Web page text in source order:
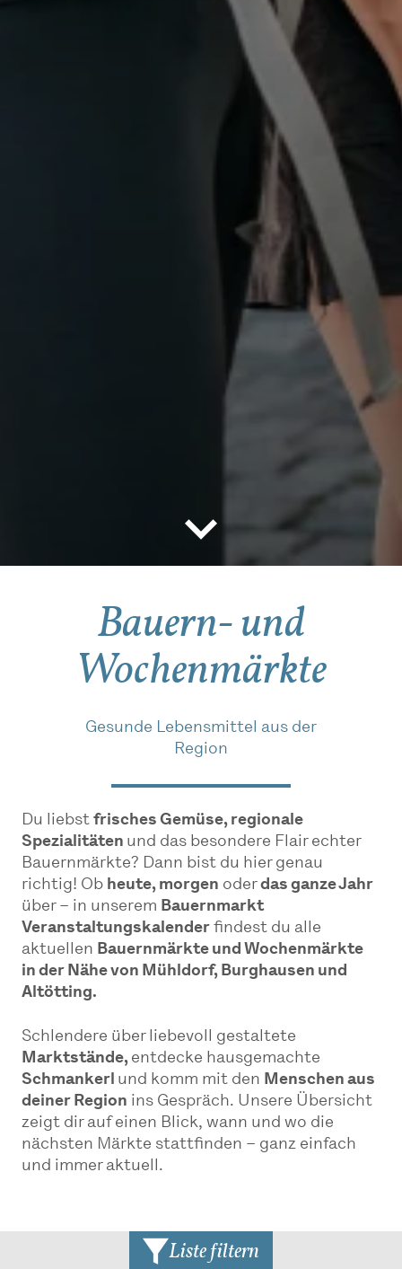
Bauern- und
Wochenmärkte
Gesunde Lebensmittel aus der
Region
Du liebstfrisches Gemüse, regionale
Spezialitäten und das besondere Flair echter
Bauernmärkte? Dann bist du hier genau
richtig! Ob heute, morgen oderdas ganze Jahr
über – in unserem Bauernmarkt
Veranstaltungskalender findest du alle
aktuellen Bauernmärkte und Wochenmärkte
in der Nähe von Mühldorf, Burghausen und
Altötting.
Schlendere über liebevoll gestaltete
Marktstände, entdecke hausgemachte
Schmankerl und komm mit den Menschen aus
deiner Region ins Gespräch. Unsere Übersicht
zeigt dir auf einen Blick, wann und wo die
nächsten Märkte stattfinden – ganz einfach
und immer aktuell.
Liste filtern